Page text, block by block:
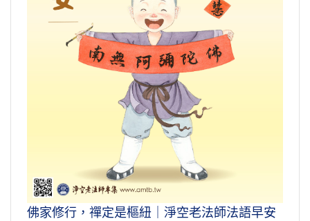
佛家修行，禪定是樞紐｜淨空老法師法語早安